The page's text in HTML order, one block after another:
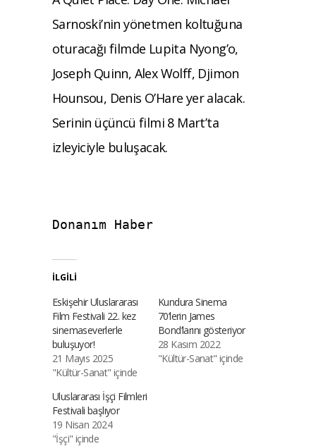
Sarnoski’nin yönetmen koltuğuna
oturacağı filmde Lupita Nyong’o,
Joseph Quinn, Alex Wolff, Djimon
Hounsou, Denis O’Hare yer alacak.
Serinin üçüncü filmi 8 Mart’ta
izleyiciyle buluşacak.
Donanım Haber
İLGILI
Eskişehir Uluslararası
Film Festivali 22. kez
sinemaseverlerle
buluşuyor!
21 Mayıs 2025
"Kültür-Sanat" içinde
Kundura Sinema
70’lerin James
Bond’larını gösteriyor
28 Kasım 2022
"Kültür-Sanat" içinde
Uluslararası İşçi Filmleri
Festivali başlıyor
19 Nisan 2024
"İşçi" içinde